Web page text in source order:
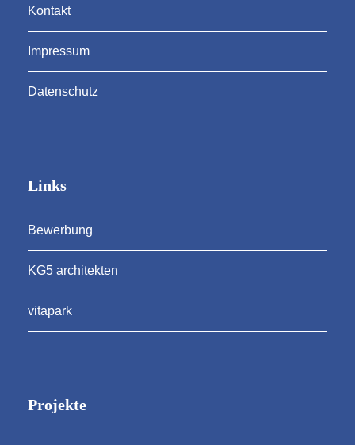
Kontakt
Impressum
Datenschutz
Links
Bewerbung
KG5 architekten
vitapark
Projekte